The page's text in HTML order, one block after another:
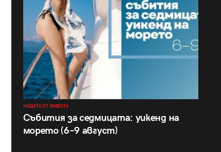
НЕЩАТА ОТ ЖИВОТА
Събития за седмицата: уикенд на
морето (6–9 август)